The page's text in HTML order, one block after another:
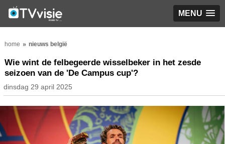
MENU
home nieuws belgië
Wie wint de felbegeerde wisselbeker in het zesde
seizoen van de 'De Campus cup'?
dinsdag 29 april 2025